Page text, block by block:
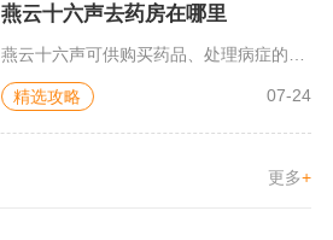
燕云十六声去药房在哪里
精选攻略 07-24
更多+